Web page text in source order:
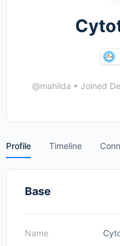
@mahilda • Joined
Profile Timeline
Base
Name